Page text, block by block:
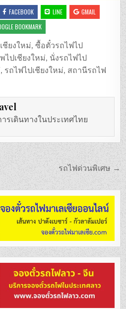
FACEBOOK LINE
GMAIL
BOOKMARK
ชียงใหม่,ซื้อตั๋วรถไฟไป
ไปเชียงใหม่, นั่งรถไฟไป
, รถไฟไปเชียงใหม่, สถานีรถไฟ
รเดินทางในประเทศไทย
รถไฟด่วนพิเศษ →